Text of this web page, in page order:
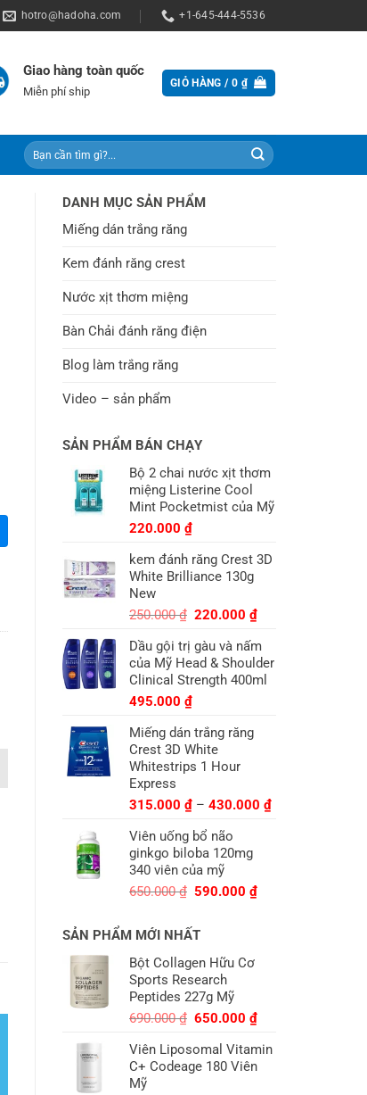
hotro@hadoha.com +1-645-444-5536
Giao hàng toàn quốc
Miễn phí ship
GIỎ HÀNG / 0 ₫
Tìm
kiếm:
DANH MỤC SẢN PHẨM
Miếng dán trắng răng
Kem đánh răng crest
Nước xịt thơm miệng
Bàn Chải đánh răng điện
Blog làm trắng răng
Video – sản phẩm
SẢN PHẨM BÁN CHẠY
Bộ 2 chai nước xịt thơm
miệng Listerine Cool
Mint Pocketmist của Mỹ
220.000 ₫
kem đánh răng Crest 3D
White Brilliance 130g
New
250.000₫ Giá
là:
250.000 ₫.
220.000₫Giá
tại
là:
220.000 ₫.
Dầu gội trị gàu và nấm
của Mỹ Head & Shoulder
Clinical Strength 400ml
495.000 ₫
Miếng dán trắng răng
Crest 3D White
Whitestrips 1 Hour
Express
315.000 ₫ – 430.000 ₫Khoảng
Viên uống bổ não
ginkgo biloba 120mg
340 viên của mỹ
650.000₫ Giá
650.000 ₫.
590.000₫Giá
SẢN PHẨM MỚI NHẤT
Bột Collagen Hữu Cơ
Sports Research
Peptides 227g Mỹ
690.000₫ Giá
là:
690.000 ₫.
650.000₫Giá
tại
là:
Viên Liposomal Vitamin
C+ Codeage 180 Viên
Mỹ